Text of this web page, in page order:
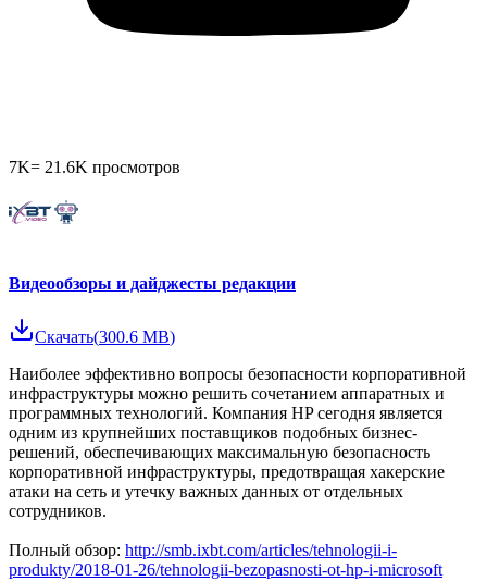
7K= 21.6K просмотров
Видеообзоры и дайджесты редакции
Скачать(300.6 MB)
Наиболее эффективно вопросы безопасности корпоративной
инфраструктуры можно решить сочетанием аппаратных и
программных технологий. Компания HP сегодня является
одним из крупнейших поставщиков подобных бизнес-
решений, обеспечивающих максимальную безопасность
корпоративной инфраструктуры, предотвращая хакерские
атаки на сеть и утечку важных данных от отдельных
сотрудников.
Полный обзор: http://smb.ixbt.com/articles/tehnologii-i-
produkty/2018-01-26/tehnologii-bezopasnosti-ot-hp-i-microsoft